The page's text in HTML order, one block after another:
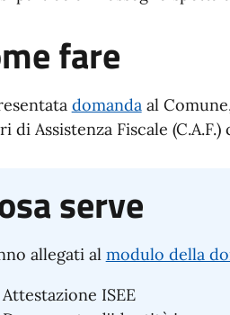
fare
domandaal
di Assistenza Fiscale
serve
allegati al modulo della
Attestazione ISEE